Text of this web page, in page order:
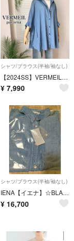
シャツ/ブラウス(半袖/袖なし)
【2024SS】VERMEIL par iena サークルシャツ ドルマン
¥ 7,990
シャツ/ブラウス(半袖/袖なし)
IENA【イエナ】☆BLACK シャンブレーフリルブラウス 新品ブルーA
¥ 16,700